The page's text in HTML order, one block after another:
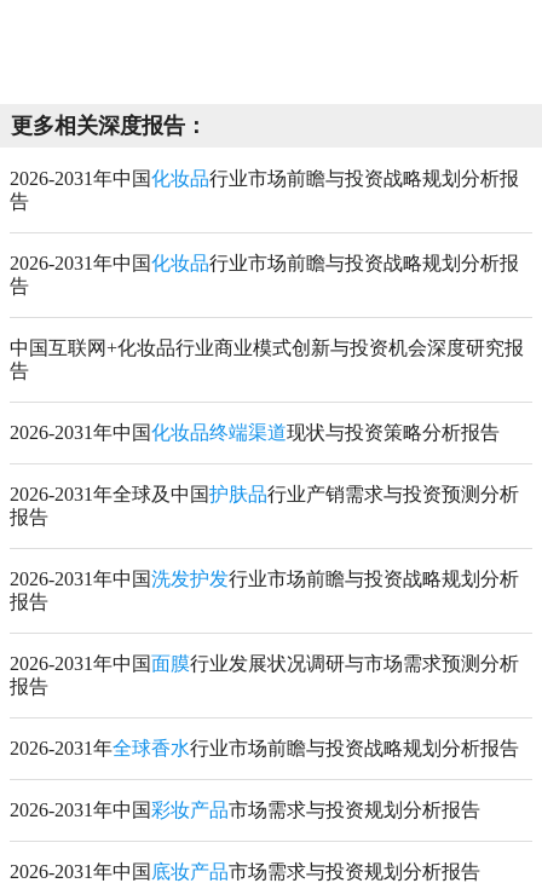
更多相关深度报告：
2026-2031年中国化妆品行业市场前瞻与投资战略规划分析报
告
2026-2031年中国化妆品行业市场前瞻与投资战略规划分析报
告
中国互联网+化妆品行业商业模式创新与投资机会深度研究报
告
2026-2031年中国化妆品终端渠道现状与投资策略分析报告
2026-2031年全球及中国护肤品行业产销需求与投资预测分析
报告
2026-2031年中国洗发护发行业市场前瞻与投资战略规划分析
报告
2026-2031年中国面膜行业发展状况调研与市场需求预测分析
报告
2026-2031年全球香水行业市场前瞻与投资战略规划分析报告
2026-2031年中国彩妆产品市场需求与投资规划分析报告
2026-2031年中国 底妆产品市场需求与投资规划分析报告